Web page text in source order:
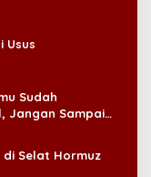
Usus
Sudah
Jangan Sampai
Selat Hormuz